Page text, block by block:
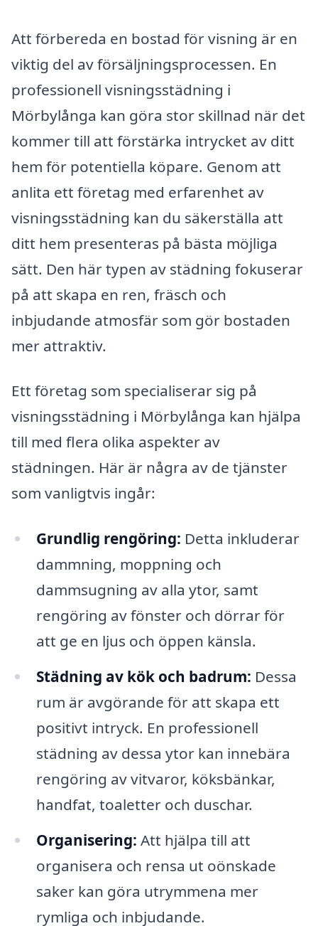
Att förbereda en bostad för visning är en
viktig del av försäljningsprocessen. En
professionell visningsstädning i
Mörbylånga kan göra stor skillnad när det
kommer till att förstärka intrycket av ditt
hem för potentiella köpare. Genom att
anlita ett företag med erfarenhet av
visningsstädning kan du säkerställa att
ditt hem presenteras på bästa möjliga
sätt. Den här typen av städning fokuserar
på att skapa en ren, fräsch och
inbjudande atmosfär som gör bostaden
mer attraktiv.
Ett företag som specialiserar sig på
visningsstädning i Mörbylånga kan hjälpa
till med flera olika aspekter av
städningen. Här är några av de tjänster
som vanligtvis ingår:
Grundlig rengöring: Detta inkluderar
dammning, moppning och
dammsugning av alla ytor, samt
rengöring av fönster och dörrar för
att ge en ljus och öppen känsla.
Städning av kök och badrum: Dessa
rum är avgörande för att skapa ett
positivt intryck. En professionell
städning av dessa ytor kan innebära
rengöring av vitvaror, köksbänkar,
handfat, toaletter och duschar.
Organisering: Att hjälpa till att
organisera och rensa ut oönskade
saker kan göra utrymmena mer
rymliga och inbjudande.